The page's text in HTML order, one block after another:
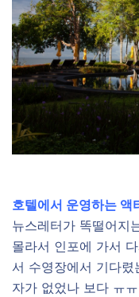
호텔에서 운영하는 액
뉴스레터가 똑떨어지
몰라서 인포에 가서
서 수영장에서 기다렸
자가 없었나 보다 ㅠ